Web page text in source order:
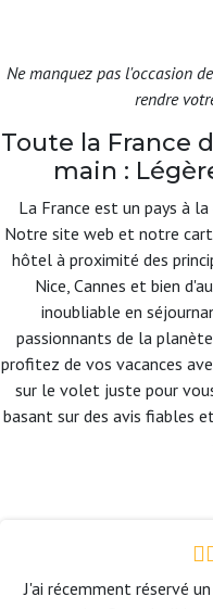
Ne manquez pas l'occasion
rendre
Toute la France
main :
La France est un pays à
Notre site web et notre
hôtel à proximité des
Nice, Cannes et bien
inoubliable en
passionnants de la
profitez de vos vacances
sur le volet juste pour
basant sur des avis fiables
J'ai récemment réservé